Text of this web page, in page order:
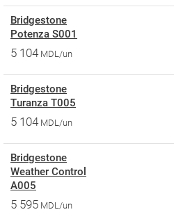
Bridgestone
Potenza S001
5 104 MDL/un
Bridgestone
Turanza T005
5 104 MDL/un
Bridgestone
Weather Control
A005
5 595 MDL/un